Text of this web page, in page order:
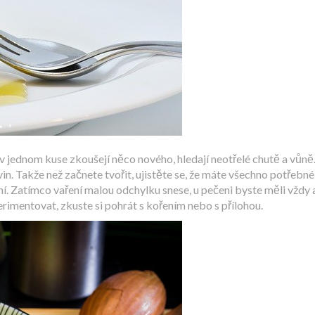
kuse zkoušejí něco nového, hledají neotřelé chutě a
Takže než začnete tvořit, ujistěte se, že máte všechno
Zatímco vaření malou odchylku snese, u pečeni byste měli
zkuste si pohrát s kořením nebo s přílohou.